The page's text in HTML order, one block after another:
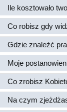
Ile kosztowało
Co robisz gdy
Gdzie znaleźć
Moje
Co zrobisz
Na czym